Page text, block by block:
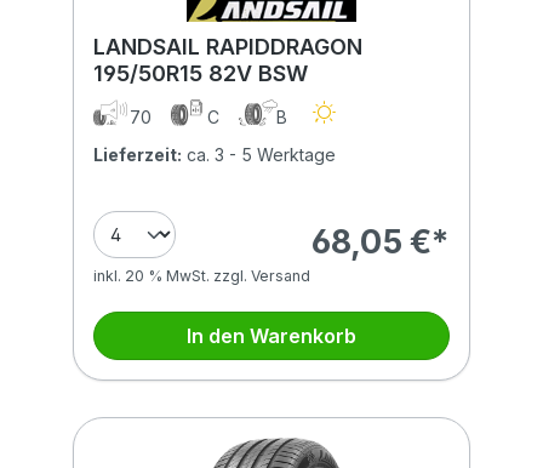
LANDSAIL RAPIDDRAGON
195/50R15 82V BSW
70 C
B
Lieferzeit: ca. 3 - 5 Werktage
68,05 €*
inkl. 20 % MwSt. zzgl. Versand
In den Warenkorb